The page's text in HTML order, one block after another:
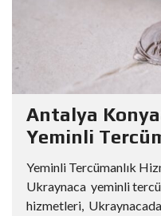
Antalya
Yeminli
Yeminli Tercümanlık
Ukraynaca yeminli
hizmetleri,